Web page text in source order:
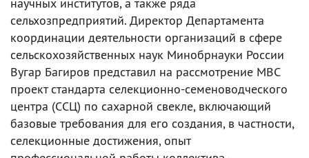
сельхозпредприятий. Директор Департамента
координации деятельности организаций в сфере
сельскохозяйственных наук Минобрнауки России
Вугар Багиров представил на рассмотрение МВС
проект стандарта селекционно-семеноводческого
центра (ССЦ) по сахарной свекле, включающий
базовые требования для его создания, в частности,
селекционные достижения, опыт